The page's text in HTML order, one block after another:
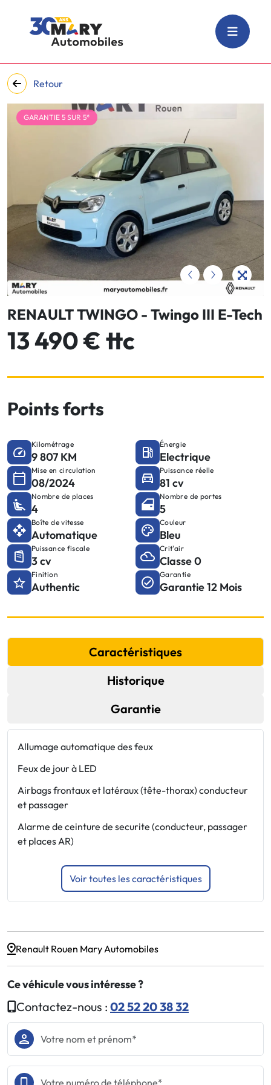
Retour
‹ ›
GARANTIE 5 SUR 5*
RENAULT TWINGO - Twingo III E-Tech
13 490 € ttc
Points forts
Kilométrage
9 807 KM
Énergie
Electrique
Mise en circulation
08/2024
Puissance réelle
81 cv
Nombre de places
4
Nombre de portes
5
Boîte de vitesse
Automatique
Couleur
Bleu
Puissance fiscale
3 cv
Crit'air
Classe 0
Finition
Authentic
Garantie
Garantie 12 Mois
Caractéristiques
Historique
Garantie
Allumage automatique des feux
Feux de jour à LED
Airbags frontaux et latéraux (tête-thorax) conducteur
et passager
Alarme de ceinture de securite (conducteur, passager
et places AR)
Voir toutes les caractéristiques
Renault Rouen Mary Automobiles
Ce véhicule vous intéresse ?
Contactez-nous : 02 52 20 38 32